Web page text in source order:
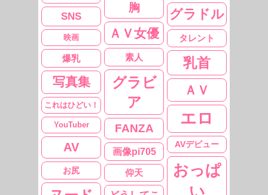
胸 グラドル
SNS
ＡＶ女優
映画
タレント
素人
爆乳 乳首
グラビ
ア
写真集
ＡＶ
これはひどい！
エロ
YouTuber FANZA
AVデビュー
AV 画像pi705
おっぱ
い
お尻 仰天